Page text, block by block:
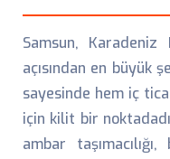
Samsun,
açısından en büyük
sayesinde hem iç
için kilit bir
ambar